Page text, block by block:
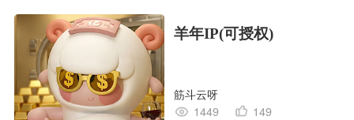
羊年IP(可授权)
筋斗云呀
1449
149